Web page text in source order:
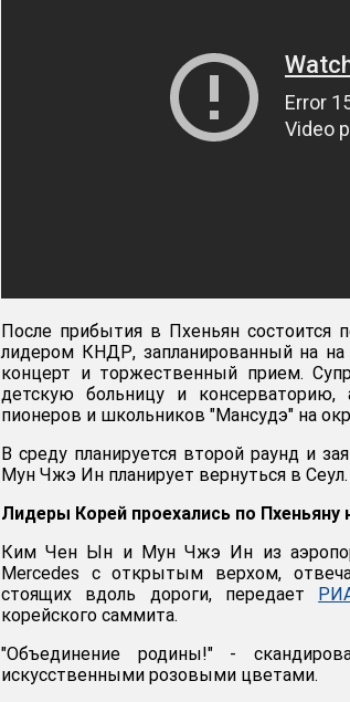
После прибытия в Пхеньян
лидером КНДР, запланированный на
концерт и торжественный прием.
детскую больницу и
пионеров и школьников "Мансудэ" на
В среду планируется второй раунд и
Мун Чжэ Ин планирует вернуться в Сеул.
Лидеры Корей проехались по
Ким Чен Ын и Мун Чжэ Ин из
Mercedes с открытым верхом,
стоящих вдоль дороги, передает
корейского саммита.
"Объединение родины!" -
искусственными розовыми цветами.